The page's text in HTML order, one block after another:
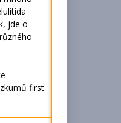
jde o
first